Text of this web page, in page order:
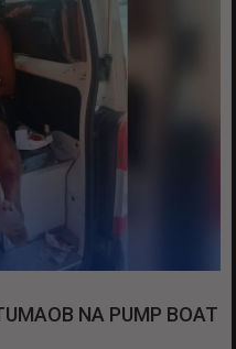
NA PUMP BOAT